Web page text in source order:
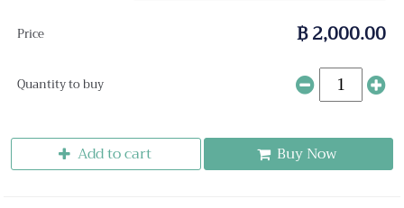
Price ฿ 2,000.00
Quantity to buy
Add to cart Buy Now